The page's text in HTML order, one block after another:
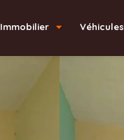
Immobilier Véhicules